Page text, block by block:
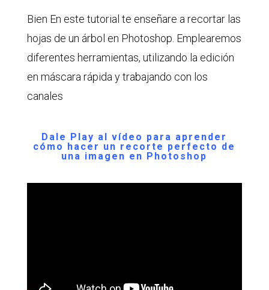
Bien En este tutorial te enseñare a recortar las
hojas de un árbol en Photoshop. Emplearemos
diferentes herramientas, utilizando la edición
en máscara rápida y trabajando con los
canales
Dale Play al vídeo para aprender
cómo hacer un recorte perfecto de
una imagen en Photoshop